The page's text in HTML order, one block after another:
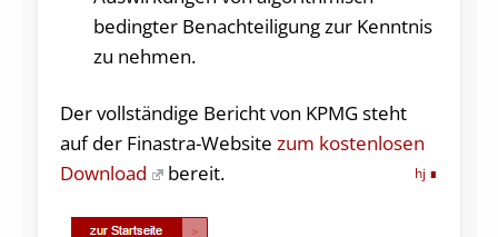
bedingter Benachteiligung zur Kenntnis
zu nehmen.
Der vollständige Bericht von KPMG steht
auf der Finastra-Website zum kostenlosen
Download
bereit. hj